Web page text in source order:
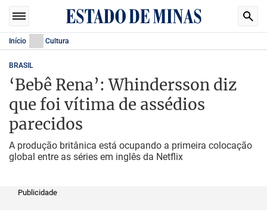
Início Cultura
BRASIL
‘Bebê Rena’: Whindersson diz
que foi vítima de assédios
parecidos
A produção britânica está ocupando a primeira colocação
global entre as séries em inglês da Netflix
Publicidade